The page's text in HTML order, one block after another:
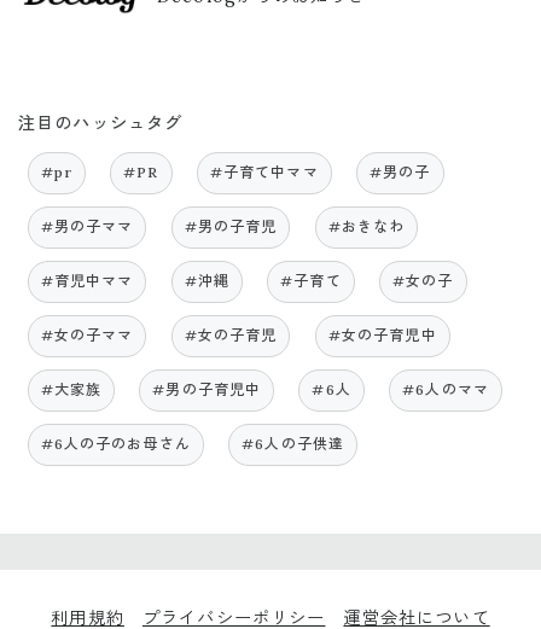
注目のハッシュタグ
#pr #PR #子育て中ママ #男の子
#男の子ママ #男の子育児 #おきなわ
#育児中ママ #沖縄 #子育て #女の子
#女の子ママ #女の子育児 #女の子育児中
#大家族 #男の子育児中 #6人 #6人のママ
#6人の子のお母さん #6人の子供達
利用規約 プライバシーポリシー 運営会社について